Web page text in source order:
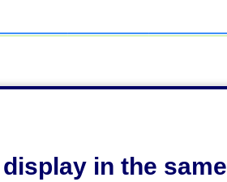
in the same